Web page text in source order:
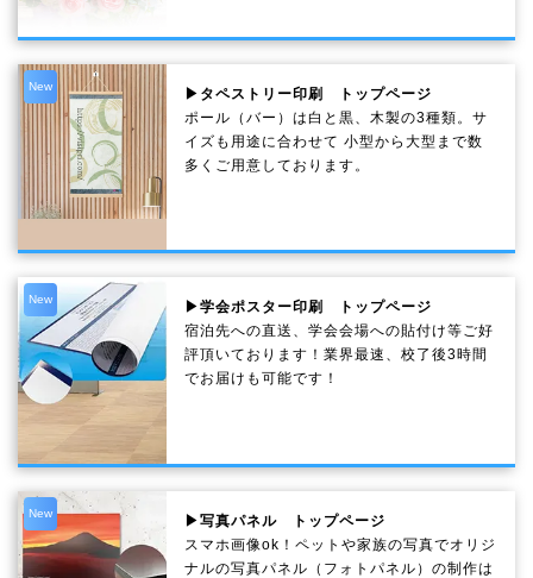
New
▶タペストリー印刷 トップページ
ポール（バー）は白と黒、木製の3種類。サ
イズも用途に合わせて 小型から大型まで数
多くご用意しております。
New
▶学会ポスター印刷 トップページ
宿泊先への直送、学会会場への貼付け等ご好
評頂いております！業界最速、校了後3時間
でお届けも可能です！
New
▶写真パネル トップページ
スマホ画像ok！ペットや家族の写真でオリジ
ナルの写真パネル（フォトパネル）の制作は